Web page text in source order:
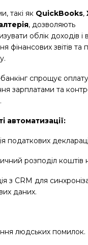
такі як QuickBooks,
, дозволяють
облік доходів і
фінансових звітів та
спрощує оплату
зарплатами та
автоматизації:
податкових
розподіл коштів
з CRM для
даних.
людських помилок.